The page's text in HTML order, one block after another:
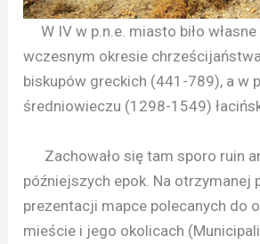
W IV w p.n.e. miasto biło
wczesnym okresie
biskupów greckich (441-789), a w
średniowieczu (1298-1549)
Zachowało się tam sporo ruin
późniejszych epok. Na otrzymanej
prezentacji mapce polecanych do
mieście i jego okolicach